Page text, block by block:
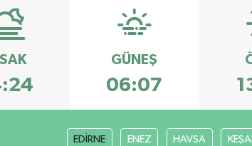
GÜNEŞ
06:07
EDİRNE ENEZ HAVSA